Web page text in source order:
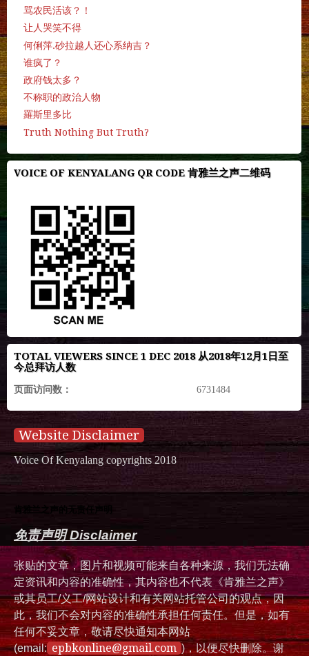
骂农民活该？！
让人哭笑不得
何俐萍.砂拉越人还心系纳吉？
谁疯了？
政府钱太多？
不称职的政治人物
羅斯里多比
Truth Nothing But Truth?
VOICE OF KENYALANG QR CODE 肯雅兰之声二维码
TOTAL VIEWERS SINCE 1 DEC 2018 从2018年12月1日至
今总拜访人数
页面访问数： 6731484
Website Disclaimer
Voice Of Kenyalang copyrights 2018
肯雅兰之声的无责任声明
免责声明 Disclaimer
张贴的文章，图片和视频可能来自各种来源，我们无法确
定资讯和内容的准确性，其内容也不代表《肯雅兰之声》
或其员工/义工/网站设计和有关网站托管公司的观点，因
此，我们不会对内容的准确性承担任何责任。但是，如有
任何不妥文章，敬请尽快通知本网站
(email: epbkonline@gmail.com )，以便尽快删除。谢